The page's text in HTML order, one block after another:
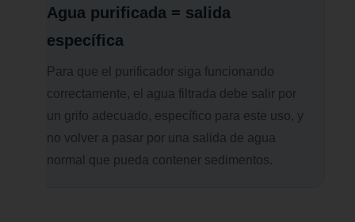
Agua purificada = salida
específica
Para que el purificador siga funcionando
correctamente, el agua filtrada debe salir por
un grifo adecuado, específico para este uso, y
no volver a pasar por una salida de agua
normal que pueda contener sedimentos.